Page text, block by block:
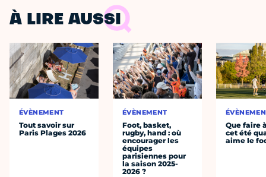
À LIRE AUSSI
ÉVÈNEMENT
Tout savoir sur
Paris Plages 2026
ÉVÈNEMENT
Foot, basket,
rugby, hand : où
encourager les
équipes
parisiennes pour
la saison 2025-
2026 ?
Que faire
cet été
aime le